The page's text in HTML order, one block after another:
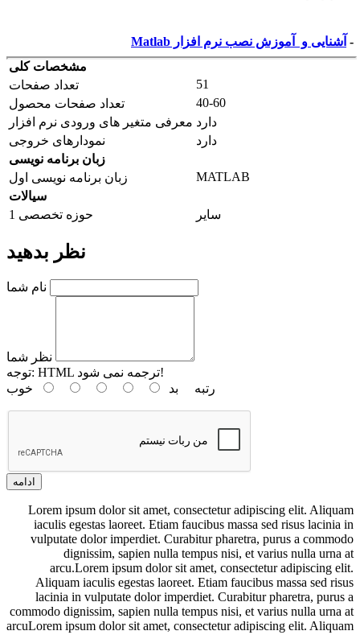
- آشنایی و آموزش نصب نرم افزار Matlab
مشخصات کلی
تعداد صفحات
51
تعداد صفحات محصول
40-60
معرفی متغیر های ورودی نرم افزار دارد
نمودارهای خروجی
دارد
زبان برنامه نویسی
زبان برنامه نویسی اول
MATLAB
سیالات
حوزه تخصصی 1
سایر
نظر بدهید
نام شما
نظر شما
توجه:
HTML ترجمه نمی شود!
رتبه بد خوب
ادامه
Lorem ipsum dolor sit amet, consectetur adipiscing elit. Aliquam
iaculis egestas laoreet. Etiam faucibus massa sed risus lacinia in
vulputate dolor imperdiet. Curabitur pharetra, purus a commodo
dignissim, sapien nulla tempus nisi, et varius nulla urna at
arcu.Lorem ipsum dolor sit amet, consectetur adipiscing elit.
Aliquam iaculis egestas laoreet. Etiam faucibus massa sed risus
lacinia in vulputate dolor imperdiet. Curabitur pharetra, purus a
commodo dignissim, sapien nulla tempus nisi, et varius nulla urna at
arcuLorem ipsum dolor sit amet, consectetur adipiscing elit. Aliquam